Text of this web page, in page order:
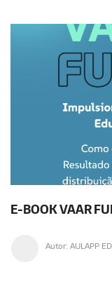
E-BOOK VAAR
Autor: AULAPP